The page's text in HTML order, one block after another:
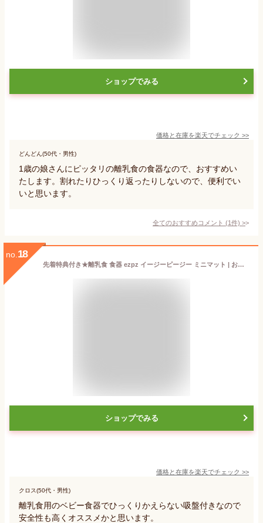
ショップでみる
価格と在庫を楽天でチェック >>
どんどん(50代・男性)
1歳の娘さんにピッタリの離乳食の食器なので、おすすめい
たします。割れたりひっくり返ったりしないので、便利でい
いと思います。
全てのおすすめコメント (1件) >
no. 18
先着特典付き★離乳食 食器 ezpz イージーピージー ミニマット | お食事プレート ワンプレート 持ち運び ベビー食器 ひっくり返らない お食事プレート 赤ちゃん 手づかみ食べ シリコン フォーク スプーン 出産祝い プレゼント すくいやすい 男の子 女の子 お皿 ギフト
ショップでみる
価格と在庫を楽天でチェック >>
クロス(50代・男性)
離乳食用のベビー食器でひっくりかえらない吸盤付きなので
安全性も高くオススメかと思います。